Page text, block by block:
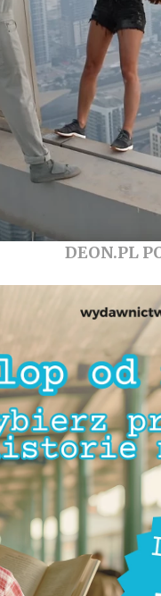
DEON.PL